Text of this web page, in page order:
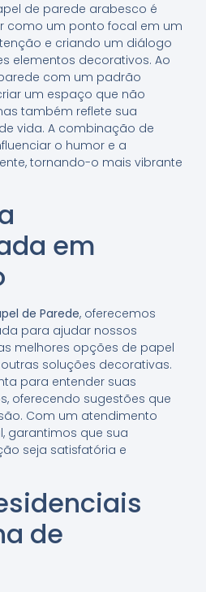
de parede arabesco é
como um ponto focal em um
e criando um diálogo
elementos decorativos. Ao
com um padrão
um espaço que não
também reflete sua
vida. A combinação de
o humor e a
tornando-o mais vibrante
em
de Parede, oferecemos
para ajudar nossos
melhores opções de papel
soluções decorativas.
para entender suas
oferecendo sugestões que
Com um atendimento
garantimos que sua
seja satisfatória e
de